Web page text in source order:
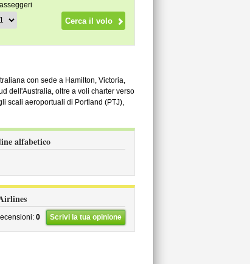
con sede a Hamilton, Victoria,
dell'Australia, oltre a voli charter verso
scali aeroportuali di Portland (PTJ),
alfabetico
0 Scrivi la tua opinione